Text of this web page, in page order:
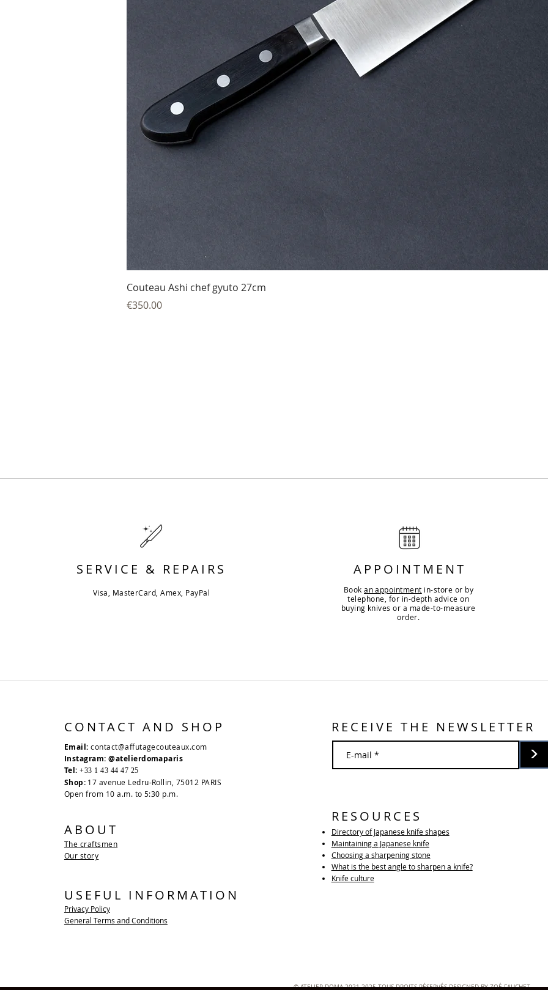
Couteau Ashi chef gyuto 27cm
Price
€350.00
SERVICE & REPAIRS
Visa, MasterCard, Amex, PayPal
APPOINTMENT
Bookan appointment in-store or by
telephone, for in-depth advice on
buying knives or a made-to-measure
order.
CONTACT AND SHOP
Email: contact@affutagecouteaux.com
Instagram: @atelierdomaparis
Tel: +33 1 43 44 47 25
Shop: 17 avenue Ledru-Rollin, 75012 PARIS
Open from 10 a.m. to 5:30 p.m.
ABOUT
The craftsmen
Our story
USEFUL INFORMATION
Privacy Policy
General Terms and Conditions
RECEIVE THE NEWSLETTER
>
RESOURCES
Directory of Japanese knife shapes
Maintaining a Japanese knife
Choosing a sharpening stone
What is the best angle to sharpen a knife?
Knife culture
© ATELIER DOMA 2021-2025 TOUS DROITS RÉSERVÉS DESIGNED BY ZOÉ FAUCHET